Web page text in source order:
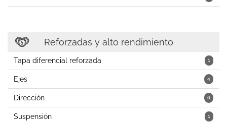
Reforzadas y alto rendimiento
1
Tapa diferencial reforzada
4
Ejes
6
Dirección
1
Suspensión